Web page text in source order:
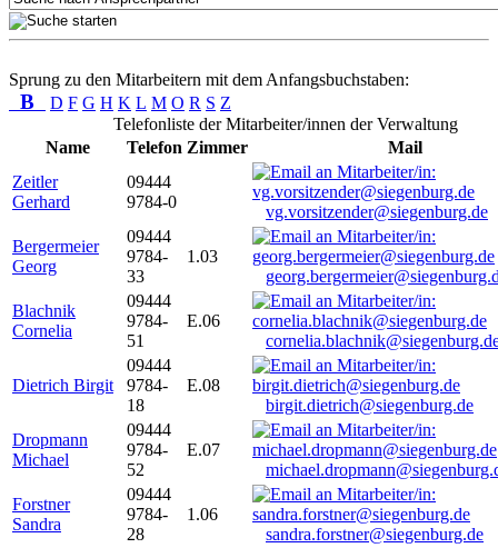
Sprung zu den Mitarbeitern mit dem Anfangsbuchstaben:
B D F G H K L M O R S Z
Telefonliste der Mitarbeiter/innen der Verwaltung
Name
Telefon Zimmer
Mail
Zeitler
Gerhard
09444
9784-0
vg.vorsitzender@siegenburg.de
Bergermeier
Georg
09444
9784-
33
1.03
Blachnik
Cornelia
09444
9784-
51
E.06
Dietrich Birgit
09444
9784-
18
E.08
birgit.dietrich@siegenburg.de
Dropmann
Michael
09444
9784-
52
E.07
Forstner
Sandra
09444
9784-
28
1.06
sandra.forstner@siegenburg.de